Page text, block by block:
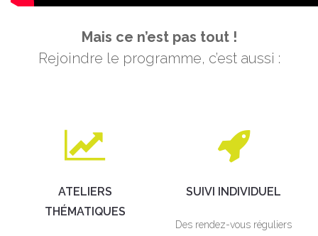
Mais ce n’est pas tout !
Rejoindre le programme, c’est aussi :
ATELIERS
THÉMATIQUES
SUIVI INDIVIDUEL
Des rendez-vous réguliers